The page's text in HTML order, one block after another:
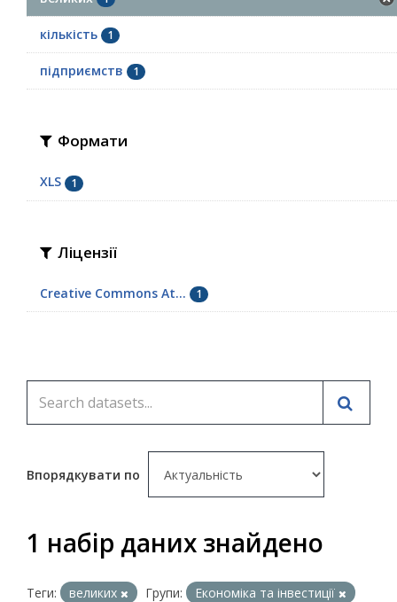
кількість 1
підприємств 1
Формати
XLS 1
Ліцензії
Creative Commons At... 1
Впорядкувати по
1 набір даних знайдено
Теги: великих Групи:
Економіка та інвестиції